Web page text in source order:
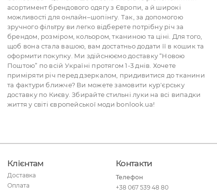
асортимент брендового одягу з Європи, а й широкі
можливості для онлайн–шопінгу. Так, за допомогою
зручного фільтру ви легко відберете потрібну річ за
брендом, розміром, кольором, тканиною та ціні. Для того,
щоб вона стала вашою, вам достатньо додати її в кошик та
оформити покупку. Ми здійснюємо доставку “Новою
Поштою” по всій Україні протягом 1-3 днів. Хочете
приміряти річ перед дзеркалом, придивитися до тканини
та фактури ближче? Ви можете замовити кур'єрську
доставку по Києву. Збирайте стильні луки на всі випадки
життя у світі європейської моди bonlook.ua!
Клієнтам
Доставка
Оплата
Контакти
Телефон
+38 067 539 48 80